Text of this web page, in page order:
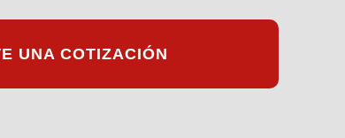
UNA COTIZACIÓN